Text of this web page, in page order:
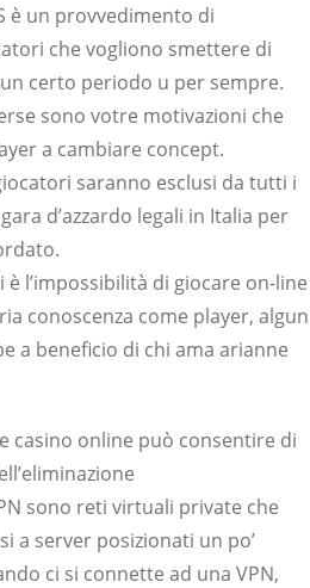
è un provvedimento di
che vogliono smettere di
certo periodo u per sempre.
sono votre motivazioni che
a cambiare concept.
saranno esclusi da tutti i
d’azzardo legali in Italia per
è l’impossibilità di giocare on-line
conoscenza come player, algun
a beneficio di chi ama arianne
casino online può consentire di
sono reti virtuali private che
a server posizionati un po’
ci si connette ad una VPN,